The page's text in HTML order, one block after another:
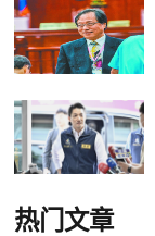
热门文章